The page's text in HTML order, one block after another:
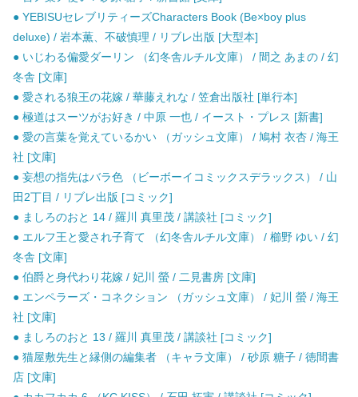
● YEBISUセレブリティーズCharacters Book (Be×boy plus
deluxe) / 岩本薫、不破慎理 / リブレ出版 [大型本]
● いじわる偏愛ダーリン （幻冬舎ルチル文庫） / 間之 あまの / 幻
冬舎 [文庫]
● 愛される狼王の花嫁 / 華藤えれな / 笠倉出版社 [単行本]
● 極道はスーツがお好き / 中原 一也 / イースト・プレス [新書]
● 愛の言葉を覚えているかい （ガッシュ文庫） / 鳩村 衣杏 / 海王
社 [文庫]
● 妄想の指先はバラ色 （ビーボーイコミックスデラックス） / 山
田2丁目 / リブレ出版 [コミック]
● ましろのおと 14 / 羅川 真里茂 / 講談社 [コミック]
● エルフ王と愛され子育て （幻冬舎ルチル文庫） / 櫛野 ゆい / 幻
冬舎 [文庫]
● 伯爵と身代わり花嫁 / 妃川 螢 / 二見書房 [文庫]
● エンペラーズ・コネクション （ガッシュ文庫） / 妃川 螢 / 海王
社 [文庫]
● ましろのおと 13 / 羅川 真里茂 / 講談社 [コミック]
● 猫屋敷先生と縁側の編集者 （キャラ文庫） / 砂原 糖子 / 徳間書
店 [文庫]